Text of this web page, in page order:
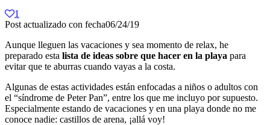
1
Post actualizado con fecha06/24/19
Aunque lleguen las vacaciones y sea momento de relax, he
preparado esta lista de ideas sobre que hacer en la playa para
evitar que te aburras cuando vayas a la costa.
Algunas de estas actividades están enfocadas a niños o adultos con
el “síndrome de Peter Pan”, entre los que me incluyo por supuesto.
Especialmente estando de vacaciones y en una playa donde no me
conoce nadie: castillos de arena, ¡allá voy!